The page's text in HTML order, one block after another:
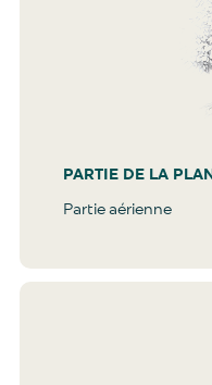
PARTIE DE LA
Partie aérienne